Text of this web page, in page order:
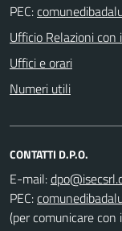
PEC:
Ufficio Relazioni
Uffici e orari
Numeri utili
CONTATTI D.P.O.
E-mail:
PEC:
(per comunicare